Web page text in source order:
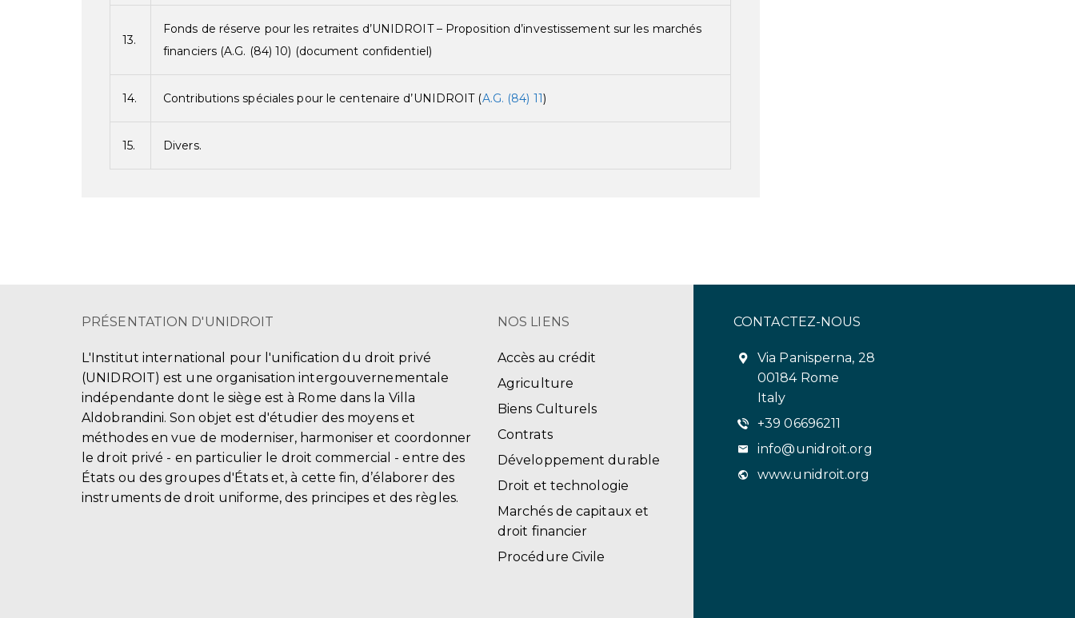
13.
Fonds de réserve pour les retraites d’UNIDROIT – Proposition d’investissement sur les marchés
financiers (A.G. (84) 10) (document confidentiel)
14. Contributions spéciales pour le centenaire d’UNIDROIT (A.G. (84) 11)
15. Divers.
PRÉSENTATION D'UNIDROIT
L'Institut international pour l'unification du droit privé
(UNIDROIT) est une organisation intergouvernementale
indépendante dont le siège est à Rome dans la Villa
Aldobrandini. Son objet est d'étudier des moyens et
méthodes en vue de moderniser, harmoniser et coordonner
le droit privé - en particulier le droit commercial - entre des
États ou des groupes d'États et, à cette fin, d’élaborer des
instruments de droit uniforme, des principes et des règles.
NOS LIENS
Accès au crédit
Agriculture
Biens Culturels
Contrats
Développement durable
Droit et technologie
Marchés de capitaux et
droit financier
Procédure Civile
CONTACTEZ-NOUS
Via Panisperna, 28
00184 Rome
Italy
+39 06696211
info@unidroit.org
www.unidroit.org